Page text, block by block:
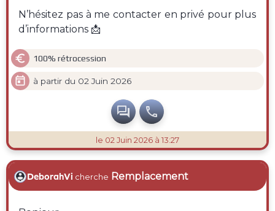
N’hésitez pas à me contacter en privé pour plus
d’informations 📩
 100% rétrocession
 à partir du 02 Juin 2026
 
le 02 Juin 2026 à 13:27
DeborahVi cherche Remplacement